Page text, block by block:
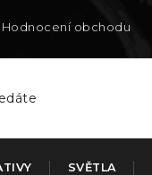
Hodnocení obchodu
SVĚTLA